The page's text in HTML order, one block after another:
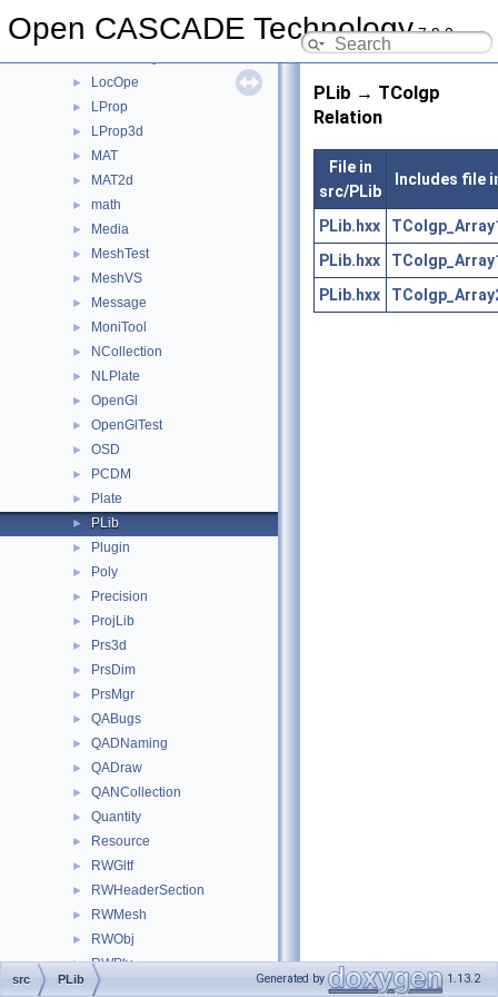
Open CASCADE Technology7.9.0
LDOM
► LocOpe
► LProp
► LProp3d
► MAT
► MAT2d
► math
► Media
► MeshTest
► MeshVS
► Message
► MoniTool
► NCollection
► NLPlate
► OpenGl
► OpenGlTest
► OSD
► PCDM
► Plate
► PLib
► Plugin
► Poly
► Precision
► ProjLib
► Prs3d
► PrsDim
► PrsMgr
► QABugs
► QADNaming
► QADraw
► QANCollection
► Quantity
► Resource
► RWGltf
► RWHeaderSection
► RWMesh
► RWObj
► RWPly
► RWStl
PLib → TColgp
Relation
File in
src/PLib
Includes file
PLib.hxx
PLib.hxx
PLib.hxx
src PLib Generated by 1.13.2